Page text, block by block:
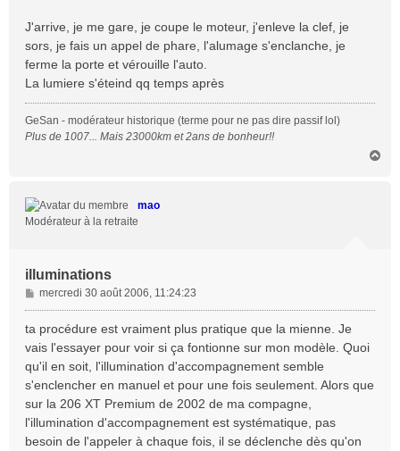
J'arrive, je me gare, je coupe le moteur, j'enleve la clef, je
sors, je fais un appel de phare, l'alumage s'enclanche, je
ferme la porte et vérouille l'auto.
La lumiere s'éteind qq temps après
GeSan - modérateur historique (terme pour ne pas dire passif lol)
Plus de 1007... Mais 23000km et 2ans de bonheur!!
mao
Modérateur à la retraite
illuminations
M
e
s
s
g
e
mercredi 30 août 2006, 11:24:23
ta procédure est vraiment plus pratique que la mienne. Je
vais l'essayer pour voir si ça fontionne sur mon modèle. Quoi
qu'il en soit, l'illumination d'accompagnement semble
s'enclencher en manuel et pour une fois seulement. Alors que
sur la 206 XT Premium de 2002 de ma compagne,
l'illumination d'accompagnement est systématique, pas
besoin de l'appeler à chaque fois, il se déclenche dès qu'on